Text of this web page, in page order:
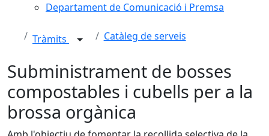
Departament de Comunicació i Premsa
Tràmits Catàleg de serveis
Subministrament de bosses
compostables i cubells per a la
brossa orgànica